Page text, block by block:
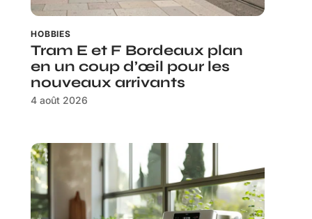
HOBBIES
Tram E et F Bordeaux plan
en un coup d’œil pour les
nouveaux arrivants
4 août 2026